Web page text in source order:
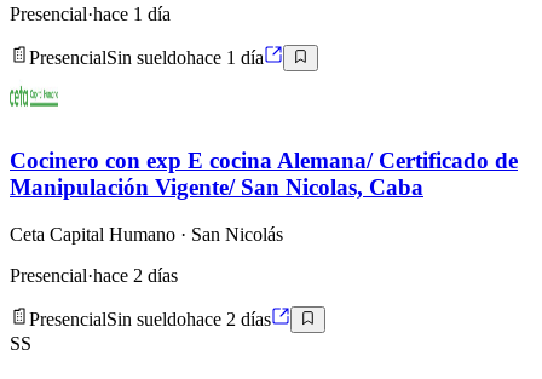
Presencial·hace 1 día
PresencialSin sueldohace 1 día
Cocinero con exp E cocina Alemana/ Certificado de
Manipulación Vigente/ San Nicolas, Caba
Ceta Capital Humano · San Nicolás
Presencial·hace 2 días
PresencialSin sueldohace 2 días
SS